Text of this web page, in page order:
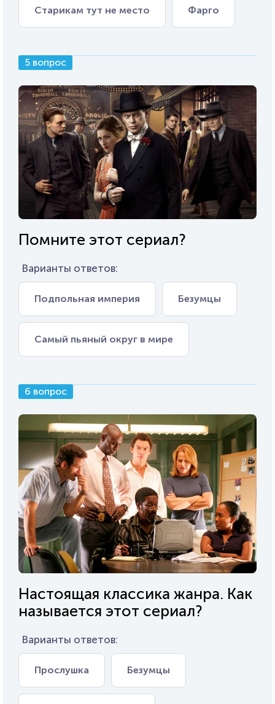
Старикам тут не место Фарго
5 вопрос
Помните этот сериал?
Варианты ответов:
Подпольная империя Безумцы
Самый пьяный округ в мире
6 вопрос
Настоящая классика жанра. Как
называется этот сериал?
Варианты ответов:
Прослушка Безумцы